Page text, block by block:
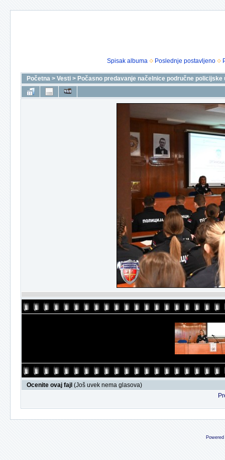
Spisak albuma Poslednje postavljeno
Početna > Vesti > Počasno predavanje načelnice područne
Ocenite ovaj fajl (Još uvek nema glasova)